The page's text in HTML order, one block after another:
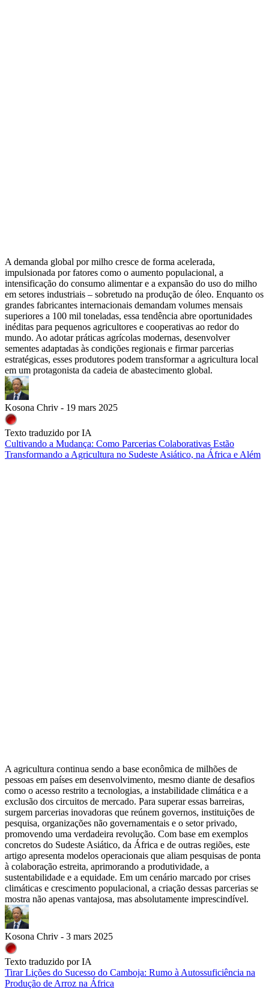
A demanda global por milho cresce de forma acelerada,
impulsionada por fatores como o aumento populacional, a
intensificação do consumo alimentar e a expansão do uso do milho
em setores industriais – sobretudo na produção de óleo. Enquanto os
grandes fabricantes internacionais demandam volumes mensais
superiores a 100 mil toneladas, essa tendência abre oportunidades
inéditas para pequenos agricultores e cooperativas ao redor do
mundo. Ao adotar práticas agrícolas modernas, desenvolver
sementes adaptadas às condições regionais e firmar parcerias
estratégicas, esses produtores podem transformar a agricultura local
em um protagonista da cadeia de abastecimento global.
Kosona Chriv - 19 mars 2025
Texto traduzido por IA
Cultivando a Mudança: Como Parcerias Colaborativas Estão
Transformando a Agricultura no Sudeste Asiático, na África e Além
A agricultura continua sendo a base econômica de milhões de
pessoas em países em desenvolvimento, mesmo diante de desafios
como o acesso restrito a tecnologias, a instabilidade climática e a
exclusão dos circuitos de mercado. Para superar essas barreiras,
surgem parcerias inovadoras que reúnem governos, instituições de
pesquisa, organizações não governamentais e o setor privado,
promovendo uma verdadeira revolução. Com base em exemplos
concretos do Sudeste Asiático, da África e de outras regiões, este
artigo apresenta modelos operacionais que aliam pesquisas de ponta
à colaboração estreita, aprimorando a produtividade, a
sustentabilidade e a equidade. Em um cenário marcado por crises
climáticas e crescimento populacional, a criação dessas parcerias se
mostra não apenas vantajosa, mas absolutamente imprescindível.
Kosona Chriv - 3 mars 2025
Texto traduzido por IA
Tirar Lições do Sucesso do Camboja: Rumo à Autossuficiência na
Produção de Arroz na África